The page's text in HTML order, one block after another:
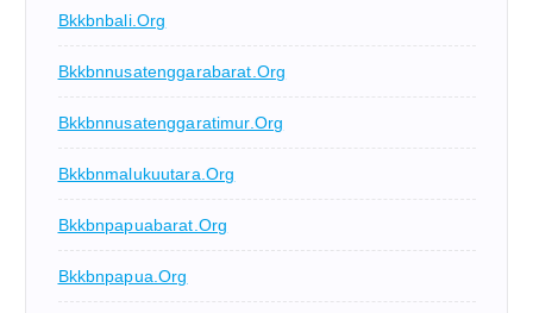
Bkkbnbali.org
Bkkbnnusatenggarabarat.org
Bkkbnnusatenggaratimur.org
Bkkbnmalukuutara.org
Bkkbnpapuabarat.org
Bkkbnpapua.org